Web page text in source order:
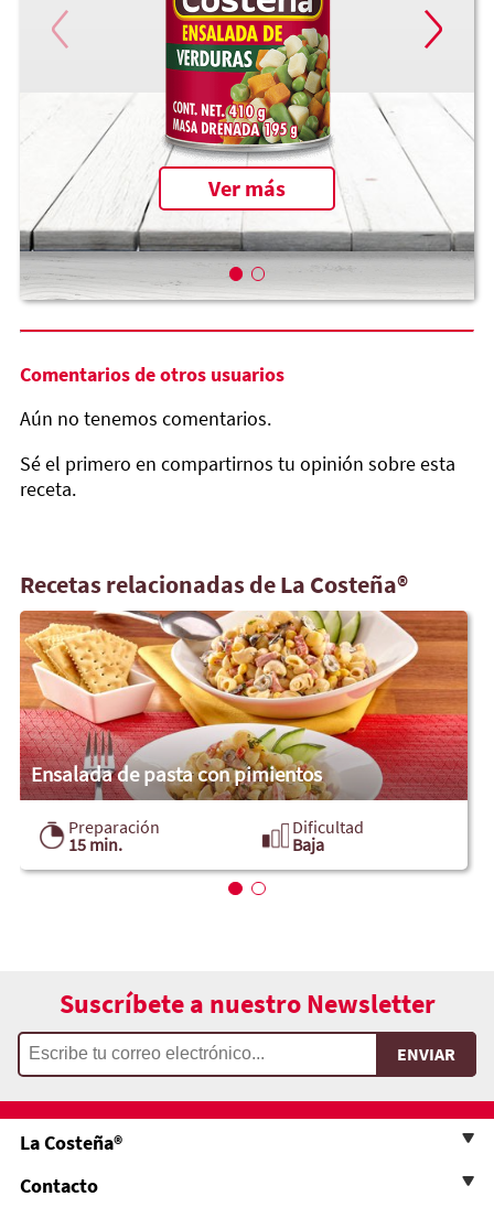
Ver más
Comentarios de otros usuarios
Aún no tenemos comentarios.
Sé el primero en compartirnos tu opinión sobre esta
receta.
Recetas relacionadas de La Costeña®
Ensalada de pasta con pimientos
Preparación
15 min.
Dificultad
Baja
Suscríbete a nuestro Newsletter
La Costeña®
Contacto